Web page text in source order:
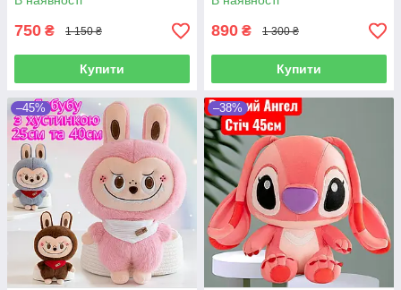
подарунок для сну та ігор
750 ₴ 1 150 ₴
Купити
сну та ігор
890 ₴ 1 300 ₴
Купити
–45% –38%